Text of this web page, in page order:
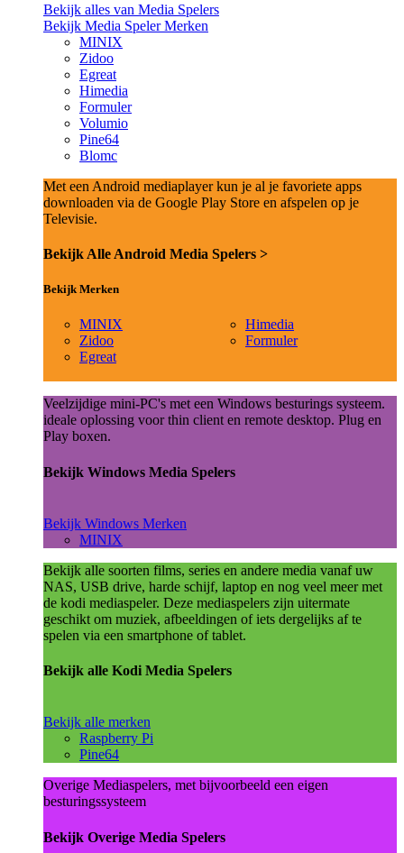
Bekijk alles van Media Spelers
Bekijk Media Speler Merken
MINIX
Zidoo
Egreat
Himedia
Formuler
Volumio
Pine64
Blomc
Met een Android mediaplayer kun je al je favoriete apps
downloaden via de Google Play Store en afspelen op je
Televisie.
Bekijk Alle Android Media Spelers >
Bekijk Merken
MINIX
Zidoo
Egreat
Himedia
Formuler
Veelzijdige mini-PC's met een Windows besturings systeem.
ideale oplossing voor thin client en remote desktop. Plug en
Play boxen.
Bekijk Windows Media Spelers
Bekijk Windows Merken
MINIX
Bekijk alle soorten films, series en andere media vanaf uw
NAS, USB drive, harde schijf, laptop en nog veel meer met
de kodi mediaspeler. Deze mediaspelers zijn uitermate
geschikt om muziek, afbeeldingen of iets dergelijks af te
spelen via een smartphone of tablet.
Bekijk alle Kodi Media Spelers
Bekijk alle merken
Raspberry Pi
Pine64
Overige Mediaspelers, met bijvoorbeeld een eigen
besturingssysteem
Bekijk Overige Media Spelers